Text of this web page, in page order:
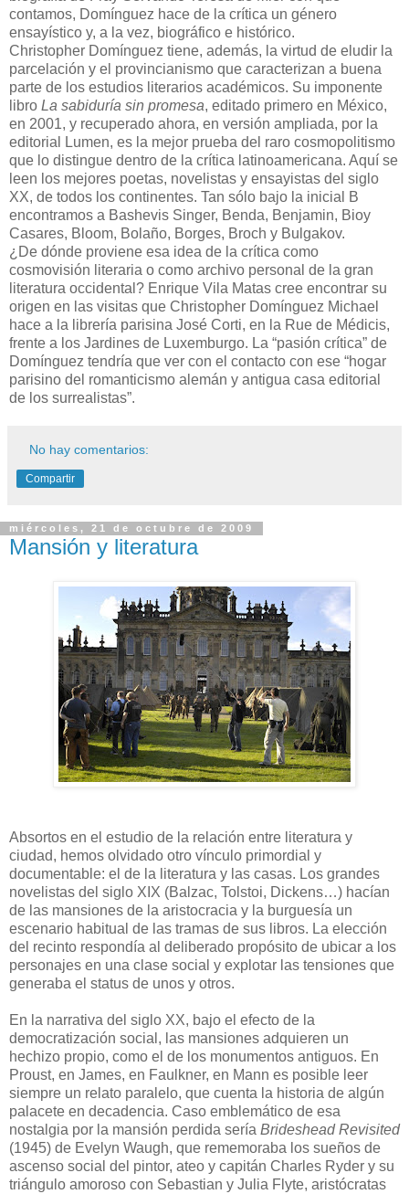
contamos, Domínguez hace de la crítica un género
ensayístico y, a la vez, biográfico e histórico.
Christopher Domínguez tiene, además, la virtud de eludir la
parcelación y el provincianismo que caracterizan a buena
parte de los estudios literarios académicos. Su imponente
libro La sabiduría sin promesa, editado primero en México,
en 2001, y recuperado ahora, en versión ampliada, por la
editorial Lumen, es la mejor prueba del raro cosmopolitismo
que lo distingue dentro de la crítica latinoamericana. Aquí se
leen los mejores poetas, novelistas y ensayistas del siglo
XX, de todos los continentes. Tan sólo bajo la inicial B
encontramos a Bashevis Singer, Benda, Benjamin, Bioy
Casares, Bloom, Bolaño, Borges, Broch y Bulgakov.
¿De dónde proviene esa idea de la crítica como
cosmovisión literaria o como archivo personal de la gran
literatura occidental? Enrique Vila Matas cree encontrar su
origen en las visitas que Christopher Domínguez Michael
hace a la librería parisina José Corti, en la Rue de Médicis,
frente a los Jardines de Luxemburgo. La “pasión crítica” de
Domínguez tendría que ver con el contacto con ese “hogar
parisino del romanticismo alemán y antigua casa editorial
de los surrealistas”.
No hay comentarios:
Compartir
miércoles, 21 de octubre de 2009
Mansión y literatura
Absortos en el estudio de la relación entre literatura y
ciudad, hemos olvidado otro vínculo primordial y
documentable: el de la literatura y las casas. Los grandes
novelistas del siglo XIX (Balzac, Tolstoi, Dickens…) hacían
de las mansiones de la aristocracia y la burguesía un
escenario habitual de las tramas de sus libros. La elección
del recinto respondía al deliberado propósito de ubicar a los
personajes en una clase social y explotar las tensiones que
generaba el status de unos y otros.
En la narrativa del siglo XX, bajo el efecto de la
democratización social, las mansiones adquieren un
hechizo propio, como el de los monumentos antiguos. En
Proust, en James, en Faulkner, en Mann es posible leer
siempre un relato paralelo, que cuenta la historia de algún
palacete en decadencia. Caso emblemático de esa
nostalgia por la mansión perdida sería Brideshead Revisited
(1945) de Evelyn Waugh, que rememoraba los sueños de
ascenso social del pintor, ateo y capitán Charles Ryder y su
triángulo amoroso con Sebastian y Julia Flyte, aristócratas